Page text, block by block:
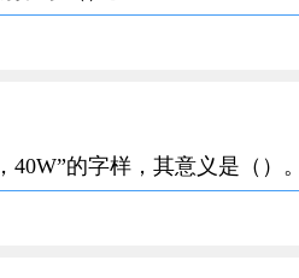
的字样，其意义是（）。